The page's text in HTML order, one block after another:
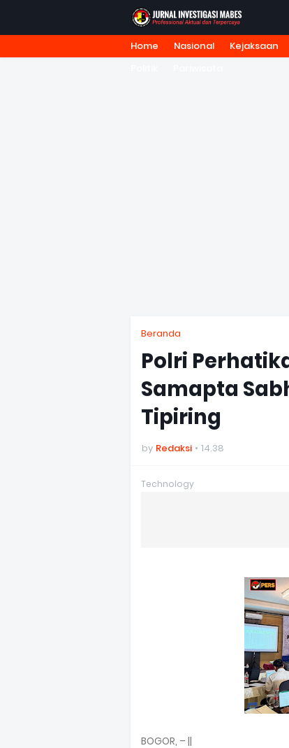
HOME TENTANG KAMI
Home Nasional Kejaksaan
Beranda
Polri
Samapta
Tipiring
by Redaksi 14.38
Technology
BOGOR, – ||